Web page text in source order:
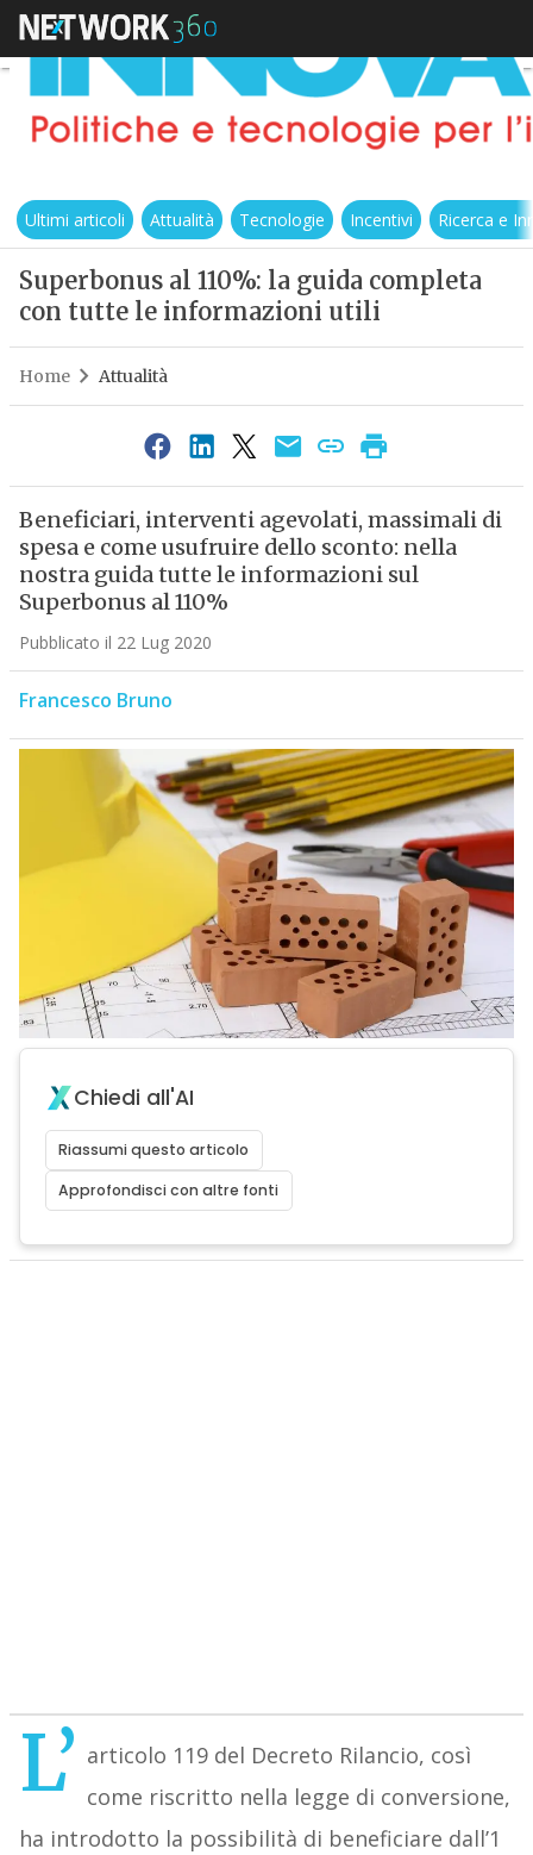
Ultimi articoli Attualità Tecnologie Incentivi Ricerca e
Superbonus al 110%: la guida completa
con tutte le informazioni utili
Home Attualità
Beneficiari, interventi agevolati, massimali di
spesa e come usufruire dello sconto: nella
nostra guida tutte le informazioni sul
Superbonus al 110%
Pubblicato il 22 Lug 2020
Francesco Bruno
Chiedi all'AI
Riassumi questo articolo
Approfondisci con altre fonti
L’ articolo 119 del Decreto Rilancio, così
come riscritto nella legge di conversione,
ha introdotto la possibilità di beneficiare dall’1